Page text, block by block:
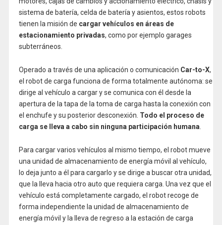
sistema de batería, celda de batería y asientos, estos robots
tienen la misión de cargar vehículos en áreas de
estacionamiento privadas, como por ejemplo garages
subterráneos.
Operado a través de una aplicación o comunicación Car-to-X,
el robot de carga funciona de forma totalmente autónoma: se
dirige al vehículo a cargar y se comunica con él desde la
apertura de la tapa de la toma de carga hasta la conexión con
el enchufe y su posterior desconexión. Todo el proceso de
carga se lleva a cabo sin ninguna participación humana.
Para cargar varios vehículos al mismo tiempo, el robot mueve
una unidad de almacenamiento de energía móvil al vehículo,
lo deja junto a él para cargarlo y se dirige a buscar otra unidad,
que la lleva hacia otro auto que requiera carga. Una vez que el
vehículo está completamente cargado, el robot recoge de
forma independiente la unidad de almacenamiento de
energía móvil y la lleva de regreso a la estación de carga